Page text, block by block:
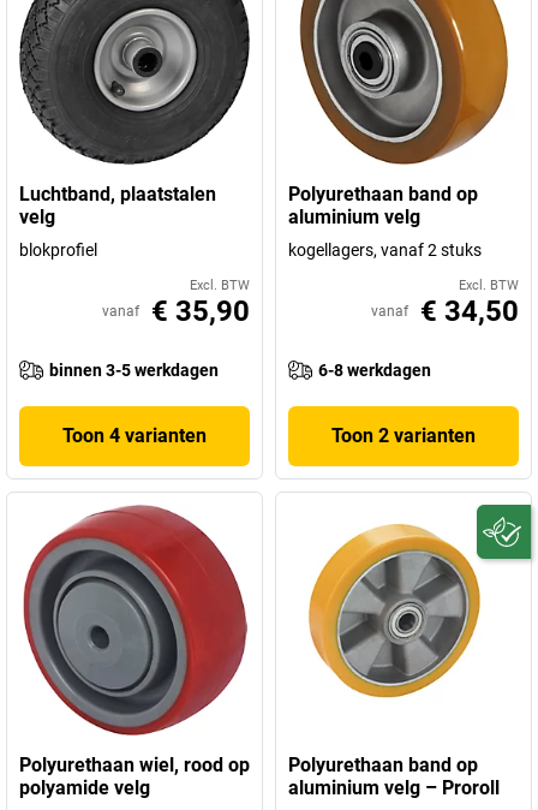
Luchtband, plaatstalen
velg
blokprofiel
Excl. BTW
vanaf € 35,90
binnen 3-5 werkdagen
Toon 4 varianten
Polyurethaan band op
aluminium velg
kogellagers, vanaf 2 stuks
Excl. BTW
vanaf € 34,50
6-8 werkdagen
Toon 2 varianten
Polyurethaan wiel, rood op
polyamide velg
Polyurethaan band op
aluminium velg – Proroll